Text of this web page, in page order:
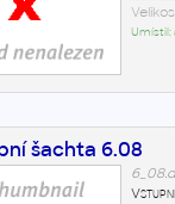
Umístil:
šachta 6.08